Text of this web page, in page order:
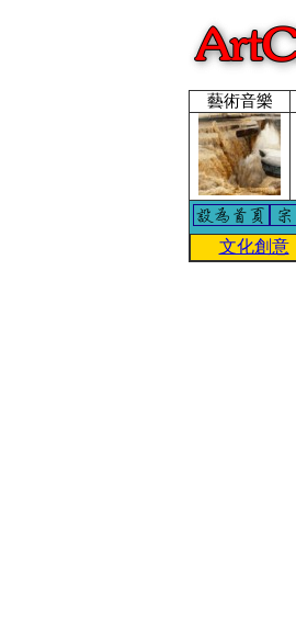
藝術音樂
文化創意